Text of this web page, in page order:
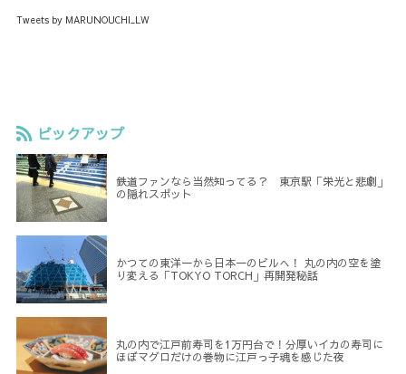
Tweets by MARUNOUCHI_LW
ピックアップ
鉄道ファンなら当然知ってる？ 東京駅「栄光と悲劇」
の隠れスポット
かつての東洋一から日本一のビルへ！ 丸の内の空を塗
り変える「TOKYO TORCH」再開発秘話
丸の内で江戸前寿司を1万円台で！分厚いイカの寿司に
ほぼマグロだけの巻物に江戸っ子魂を感じた夜